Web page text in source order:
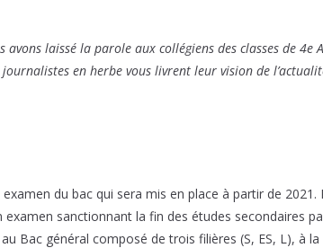
avons laissé la parole aux collégiens des classes de 4e
en herbe vous livrent leur vision de
du bac qui sera mis en place à partir de
examen sanctionnant la fin des études secondaires
Bac général composé de trois filières (S, ES, L), à la